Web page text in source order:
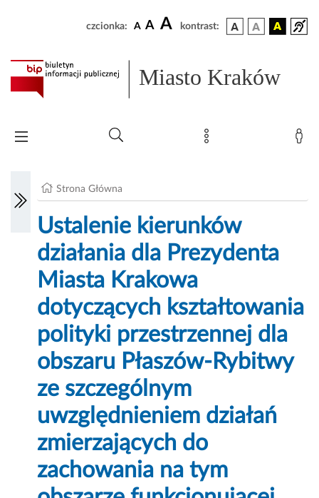
czcionka: A A A kontrast:
Miasto Kraków
Strona Główna
Ustalenie kierunków
działania dla Prezydenta
Miasta Krakowa
dotyczących kształtowania
polityki przestrzennej dla
obszaru Płaszów-Rybitwy
ze szczególnym
uwzględnieniem działań
zmierzających do
zachowania na tym